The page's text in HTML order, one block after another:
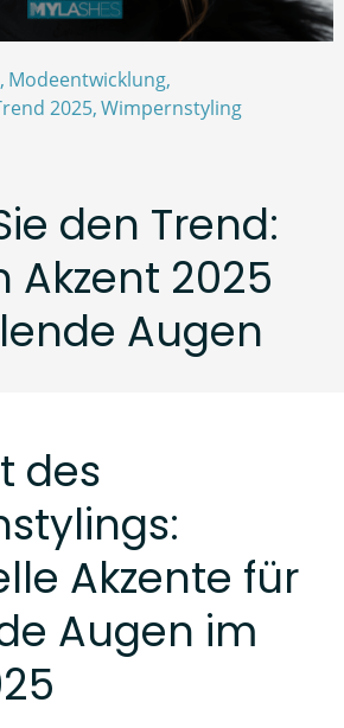
Modeentwicklung
2025 Wimpernstyling
den Trend:
Akzent 2025
Augen
des
Akzente für
Augen im